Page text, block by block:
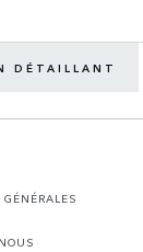
DÉTAILLANT